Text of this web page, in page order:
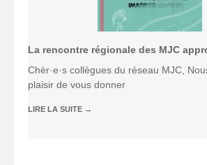
La rencontre régionale des MJC
Chèr·e·s collègues du réseau MJC,
plaisir de vous donner
LIRE LA SUITE →